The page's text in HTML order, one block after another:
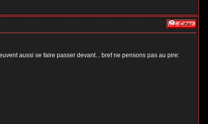
aussi se faire passer devant... bref ne pensons pas au pire: